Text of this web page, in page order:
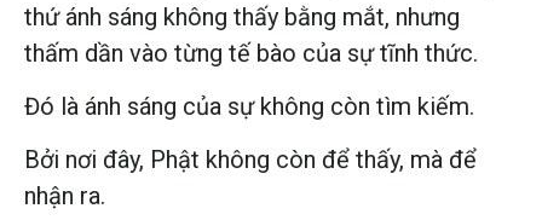
thứ ánh sáng không thấy bằng mắt, nhưng
thấm dần vào từng tế bào của sự tĩnh thức.
Đó là ánh sáng của sự không còn tìm kiếm.
Bởi nơi đây, Phật không còn để thấy, mà để
nhận ra.